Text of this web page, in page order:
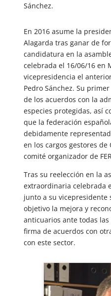
Sánchez.
En 2016 asume la
Alagarda tras ganar de
candidatura en la
celebrada el 16/06/16 en
vicepresidencia el
Pedro Sánchez. Su
de los acuerdos con la
especies protegidas, así
que la federación
debidamente
en los cargos gestores de
comité organizador de
Tras su reelección en la
extraordinaria celebrada
junto a su vicepresidente
objetivo la mejora y
anticuarios ante todas
firma de acuerdos con
con este sector.